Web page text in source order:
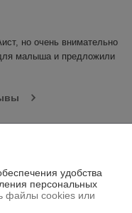
но очень внимательно
малыша и предложили
удобства
персональных
файлы cookies или